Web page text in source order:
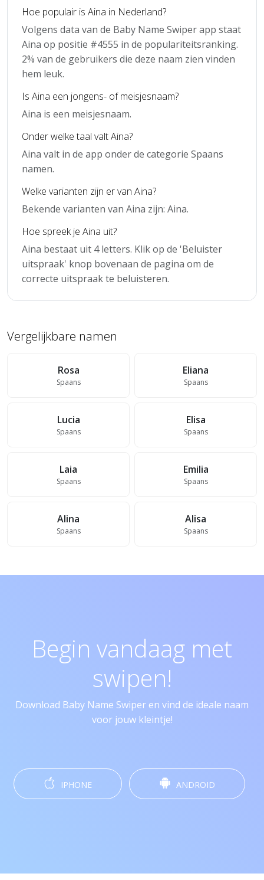
Hoe populair is Aina in Nederland?
Volgens data van de Baby Name Swiper app staat
Aina op positie #4555 in de populariteitsranking.
2% van de gebruikers die deze naam zien vinden
hem leuk.
Is Aina een jongens- of meisjesnaam?
Aina is een meisjesnaam.
Onder welke taal valt Aina?
Aina valt in de app onder de categorie Spaans
namen.
Welke varianten zijn er van Aina?
Bekende varianten van Aina zijn: Aina.
Hoe spreek je Aina uit?
Aina bestaat uit 4 letters. Klik op de 'Beluister
uitspraak' knop bovenaan de pagina om de
correcte uitspraak te beluisteren.
Vergelijkbare namen
Rosa
Spaans
Eliana
Spaans
Lucia
Spaans
Elisa
Spaans
Laia
Spaans
Emilia
Spaans
Alina
Spaans
Alisa
Spaans
Begin vandaag met
swipen!
Download Baby Name Swiper en vind de ideale naam
voor jouw kleintje!
IPHONE ANDROID